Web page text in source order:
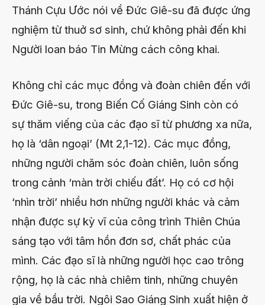
Thánh Cựu Ước nói về Đức Giê-su đã được ứng
nghiệm từ thuở sơ sinh, chứ không phải đến khi
Người loan báo Tin Mừng cách công khai.
Không chỉ các mục đồng và đoàn chiên đến với
Đức Giê-su, trong Biến Cố Giáng Sinh còn có
sự thăm viếng của các đạo sĩ từ phương xa nữa,
họ là ‘dân ngoại’ (Mt 2,1-12). Các mục đồng,
những người chăm sóc đoàn chiên, luôn sống
trong cảnh ‘màn trời chiếu đất’. Họ có cơ hội
‘nhìn trời’ nhiều hơn những người khác và cảm
nhận được sự kỳ vĩ của công trình Thiên Chúa
sáng tạo với tâm hồn đơn sơ, chất phác của
mình. Các đạo sĩ là những người học cao trông
rộng, họ là các nhà chiêm tinh, những chuyên
gia về bầu trời. Ngôi Sao Giáng Sinh xuất hiện ở